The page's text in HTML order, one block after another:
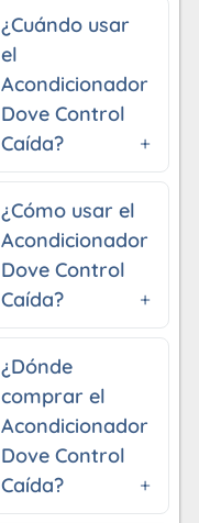
¿Cuándo usar
el
Acondicionador
Dove Control
Caída?
¿Cómo usar el
Acondicionador
Dove Control
Caída?
¿Dónde
comprar el
Acondicionador
Dove Control
Caída?